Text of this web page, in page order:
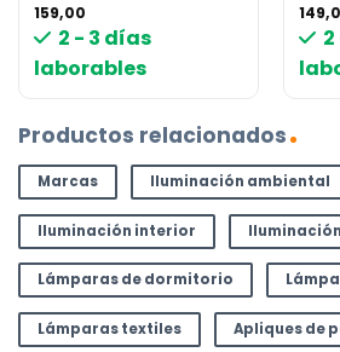
159,00
2 - 3 días
laborables
Productos relacionados
Marcas Iluminación ambiental
Iluminación interior
Lámparas de dormitorio
Lámparas textiles Apliques de